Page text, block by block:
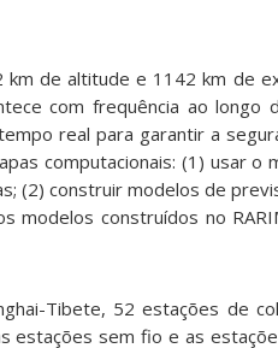
de altitude e 1142 km de
com frequência ao longo
real para garantir a
computacionais: (1) usar o
(2) construir modelos de
modelos construídos no
Tibete, 52 estações de
estações sem fio e as